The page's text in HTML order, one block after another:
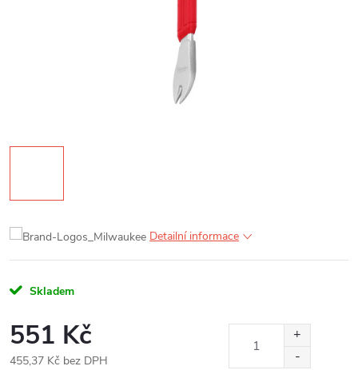
Detailní informace
Skladem
551 Kč
455,37 Kč bez DPH